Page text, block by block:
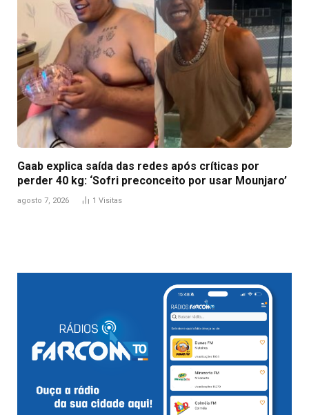
Gaab explica saída das redes após críticas por
perder 40 kg: ‘Sofri preconceito por usar Mounjaro’
agosto 7, 2026 1 Visitas